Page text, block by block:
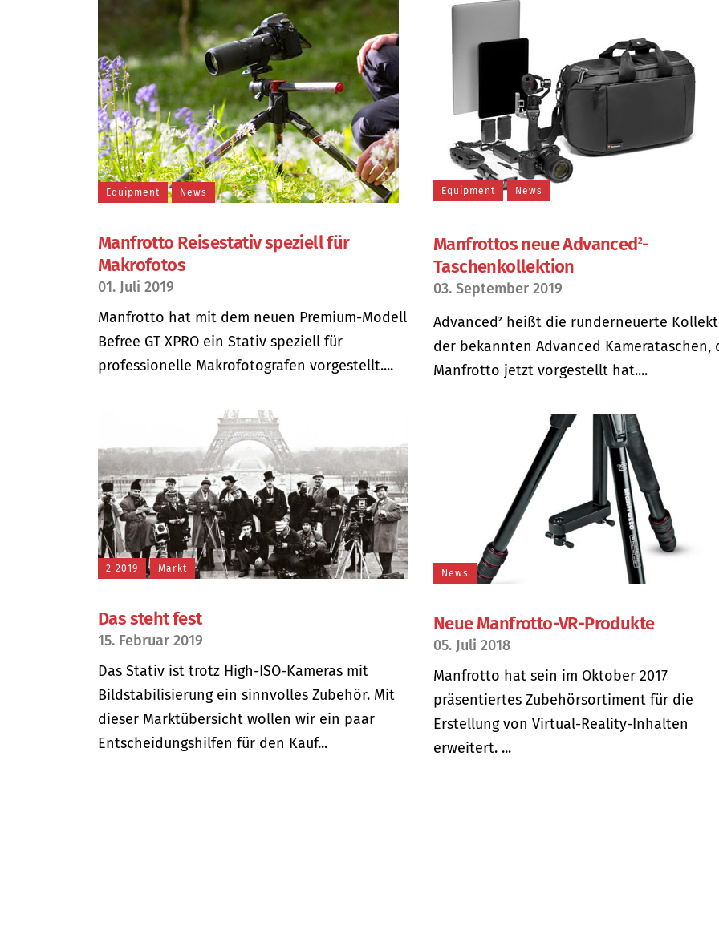
Equipment News
Manfrottos neue Advanced2-
Taschenkollektion
03. September 2019
Advanced 2
heißt die runderneuerte
der bekannten Advanced Kamerataschen,
Manfrotto jetzt vorgestellt hat....
Equipment News
Manfrotto Reisestativ speziell für
Makrofotos
01. Juli 2019
Manfrotto hat mit dem neuen Premium-Modell
Befree GT XPRO ein Stativ speziell für
professionelle Makrofotografen vorgestellt....
2-2019 Markt
Das steht fest
15. Februar 2019
Das Stativ ist trotz High-ISO-Kameras mit
Bildstabilisierung ein sinnvolles Zubehör. Mit
dieser Marktübersicht wollen wir ein paar
Entscheidungshilfen für den Kauf...
News
Neue Manfrotto-VR-Produkte
05. Juli 2018
Manfrotto hat sein im Oktober 2017
präsentiertes Zubehörsortiment für die
Erstellung von Virtual-Reality-Inhalten
erweitert. ...